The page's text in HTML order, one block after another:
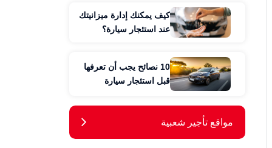
كيف يمكنك إدارة ميزانيتك
عند استئجار سيارة؟
10 نصائح يجب أن تعرفها
قبل استئجار سيارة
مواقع تأجير شعبية